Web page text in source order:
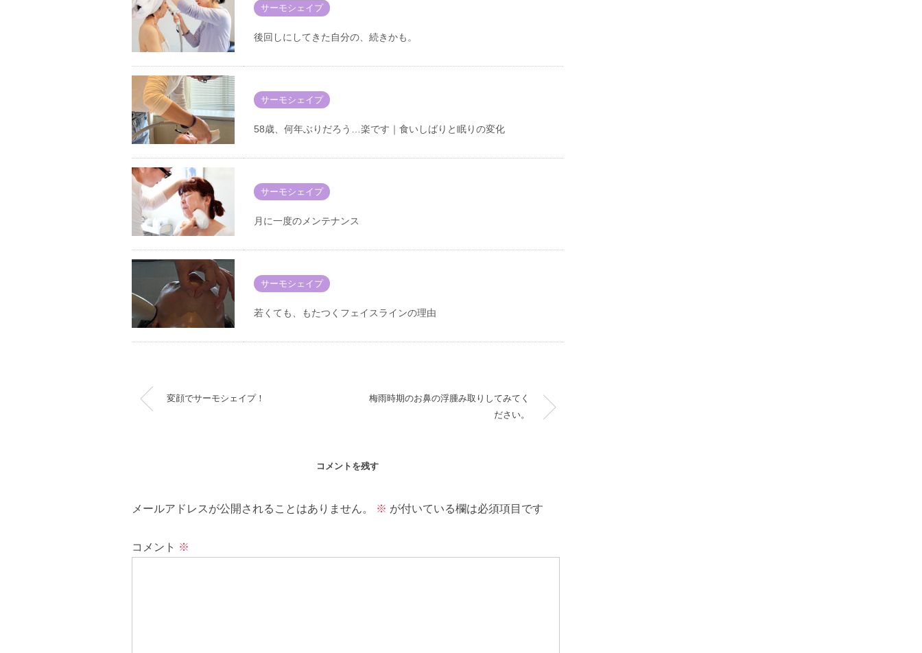
サーモシェイプ
後回しにしてきた自分の、続きかも。
サーモシェイプ
58歳、何年ぶりだろう…楽です｜食いしばりと眠りの変化
サーモシェイプ
月に一度のメンテナンス
サーモシェイプ
若くても、もたつくフェイスラインの理由
変顔でサーモシェイプ！
梅雨時期のお鼻の浮腫み取りしてみてく
ださい。
コメントを残す
メールアドレスが公開されることはありません。 ※ が付いている欄は必須項目です
コメント ※